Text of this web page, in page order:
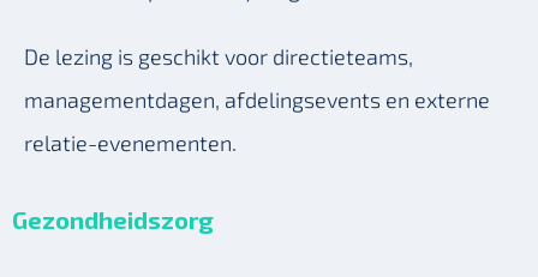
De lezing is geschikt voor directieteams,
managementdagen, afdelingsevents en externe
relatie-evenementen.
Gezondheidszorg